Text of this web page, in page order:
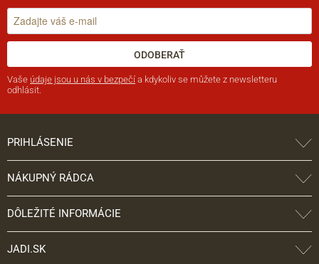
ODOBERAŤ
Vaše údaje jsou u nás v bezpečí a kdykoliv se můžete z newsletteru
odhlásit.
PRIHLÁSENIE
NÁKUPNÝ RÁDCA
DÔLEŽITÉ INFORMÁCIE
JADI.SK